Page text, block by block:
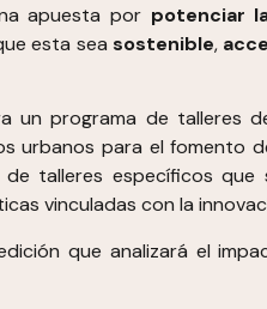
apuesta por potenciar
esta seasostenible,
un programa de talleres
urbanos para el fomento
talleres específicos que
vinculadas con la
que analizará el